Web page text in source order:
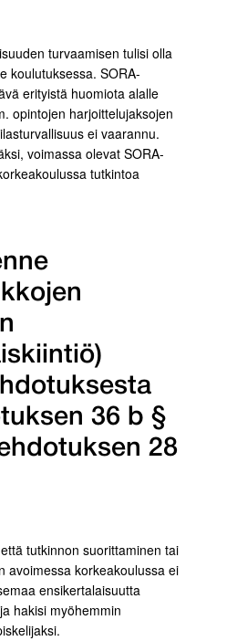
turvaamisen tulisi olla
koulutuksessa. SORA-
erityistä huomiota alalle
opintojen harjoittelujaksojen
ei vaarannu.
voimassa olevat SORA-
tutkintoa
36 b §
28
tutkinnon suorittaminen tai
avoimessa korkeakoulussa ei
ensikertalaisuutta
hakisi myöhemmin